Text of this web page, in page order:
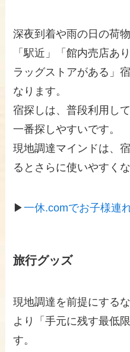
深夜到着や雨の日の荷
「駅近」「館内売店あ
ラッグストアがある」
なります。
宿探しは、普段利用し
一番探しやすいです。
現地調達マインドは、
るとさらに使いやすくな
▶一休.comでお子様連
旅行グッズ
現地調達を前提にする
より「手元に残す最低
す。